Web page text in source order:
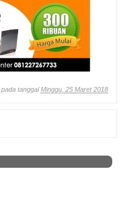
pada tanggalMinggu, 25 Maret 2018